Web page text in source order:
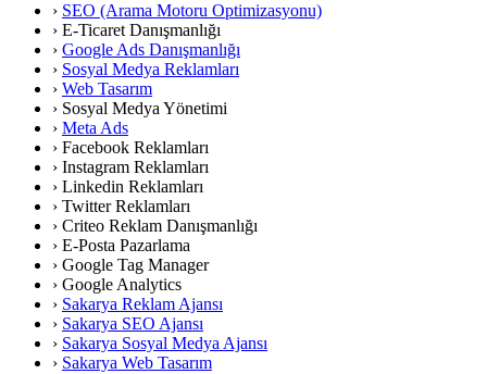
› SEO (Arama Motoru Optimizasyonu)
› E-Ticaret Danışmanlığı
› Google Ads Danışmanlığı
› Sosyal Medya Reklamları
› Web Tasarım
› Sosyal Medya Yönetimi
› Meta Ads
› Facebook Reklamları
› Instagram Reklamları
› Linkedin Reklamları
› Twitter Reklamları
› Criteo Reklam Danışmanlığı
› E-Posta Pazarlama
› Google Tag Manager
› Google Analytics
› Sakarya Reklam Ajansı
› Sakarya SEO Ajansı
› Sakarya Sosyal Medya Ajansı
› Sakarya Web Tasarım